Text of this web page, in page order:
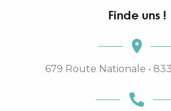
Finde uns !
679 Route Nationale •